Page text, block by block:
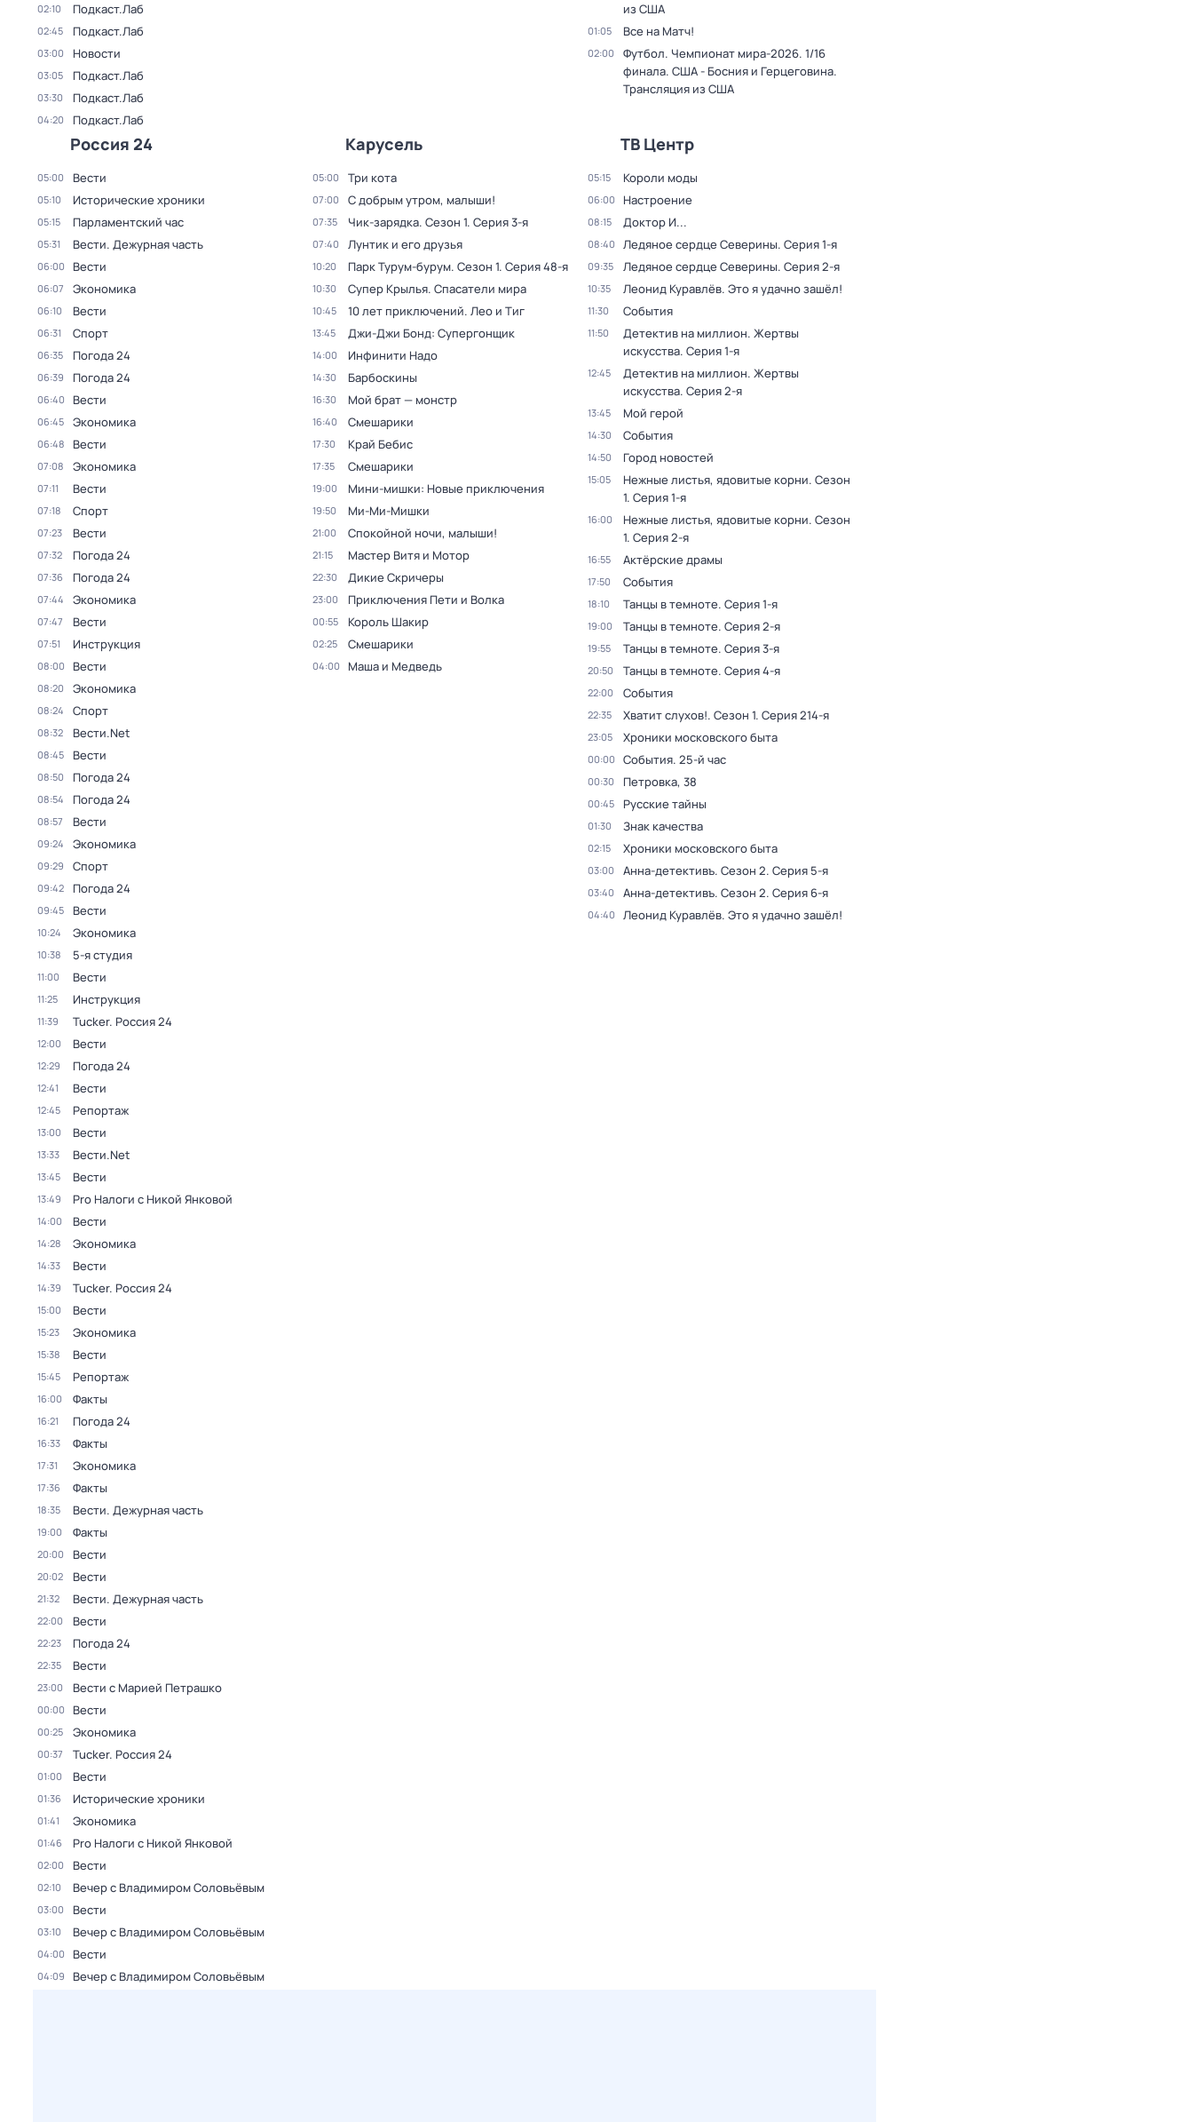
02:10 Подкаст.Лаб
02:45 Подкаст.Лаб
03:00 Новости
03:05 Подкаст.Лаб
03:30 Подкаст.Лаб
04:20 Подкаст.Лаб
из США
01:05 Все на Матч!
02:00
Футбол. Чемпионат мира-2026. 1/16
финала. США - Босния и Герцеговина.
Трансляция из США
Россия 24
05:00 Вести
05:10 Исторические хроники
05:15 Парламентский час
05:31 Вести. Дежурная часть
06:00 Вести
06:07 Экономика
06:10 Вести
06:31 Спорт
06:35 Погода 24
06:39 Погода 24
06:40 Вести
06:45 Экономика
06:48 Вести
07:08 Экономика
07:11 Вести
07:18 Спорт
07:23 Вести
07:32 Погода 24
07:36 Погода 24
07:44 Экономика
07:47 Вести
07:51 Инструкция
08:00 Вести
08:20 Экономика
08:24 Спорт
08:32 Вести.Net
08:45 Вести
08:50 Погода 24
08:54 Погода 24
08:57 Вести
09:24 Экономика
09:29 Спорт
09:42 Погода 24
09:45 Вести
10:24 Экономика
10:38 5-я студия
11:00 Вести
11:25 Инструкция
11:39 Tucker. Россия 24
12:00 Вести
12:29 Погода 24
12:41 Вести
12:45 Репортаж
13:00 Вести
13:33 Вести.Net
13:45 Вести
13:49 Pro Налоги с Никой Янковой
14:00 Вести
14:28 Экономика
14:33 Вести
14:39 Tucker. Россия 24
15:00 Вести
15:23 Экономика
15:38 Вести
15:45 Репортаж
16:00 Факты
16:21 Погода 24
16:33 Факты
17:31 Экономика
17:36 Факты
18:35 Вести. Дежурная часть
19:00 Факты
20:00 Вести
20:02 Вести
21:32 Вести. Дежурная часть
22:00 Вести
22:23 Погода 24
22:35 Вести
23:00 Вести с Марией Петрашко
00:00 Вести
00:25 Экономика
00:37 Tucker. Россия 24
01:00 Вести
01:36 Исторические хроники
01:41 Экономика
01:46 Pro Налоги с Никой Янковой
02:00 Вести
02:10 Вечер с Владимиром Соловьёвым
03:00 Вести
03:10 Вечер с Владимиром Соловьёвым
04:00 Вести
04:09 Вечер с Владимиром Соловьёвым
Карусель
05:00 Три кота
07:00 С добрым утром, малыши!
07:35 Чик-зарядка. Сезон 1. Серия 3-я
07:40 Лунтик и его друзья
10:20 Парк Турум-бурум. Сезон 1. Серия 48-я
10:30 Супер Крылья. Спасатели мира
10:45 10 лет приключений. Лео и Тиг
13:45 Джи-Джи Бонд: Супергонщик
14:00 Инфинити Надо
14:30 Барбоскины
16:30 Мой брат — монстр
16:40 Смешарики
17:30 Край Бебис
17:35 Смешарики
19:00 Мини-мишки: Новые приключения
19:50 Ми-Ми-Мишки
21:00 Спокойной ночи, малыши!
21:15 Мастер Витя и Мотор
22:30 Дикие Скричеры
23:00 Приключения Пети и Волка
00:55 Король Шакир
02:25 Смешарики
04:00 Маша и Медведь
ТВ Центр
05:15 Короли моды
06:00 Настроение
08:15 Доктор И...
08:40 Ледяное сердце Северины. Серия 1-я
09:35 Ледяное сердце Северины. Серия 2-я
10:35 Леонид Куравлёв. Это я удачно зашёл!
11:30 События
11:50
Детектив на миллион. Жертвы
искусства. Серия 1-я
12:45
Детектив на миллион. Жертвы
искусства. Серия 2-я
13:45 Мой герой
14:30 События
14:50 Город новостей
15:05 Нежные листья, ядовитые корни. Сезон
1. Серия 1-я
16:00 Нежные листья, ядовитые корни. Сезон
1. Серия 2-я
16:55 Актёрские драмы
17:50 События
18:10 Танцы в темноте. Серия 1-я
19:00 Танцы в темноте. Серия 2-я
19:55 Танцы в темноте. Серия 3-я
20:50 Танцы в темноте. Серия 4-я
22:00 События
22:35 Хватит слухов!. Сезон 1. Серия 214-я
23:05 Хроники московского быта
00:00 События. 25-й час
00:30 Петровка, 38
00:45 Русские тайны
01:30 Знак качества
02:15 Хроники московского быта
03:00 Анна-детективъ. Сезон 2. Серия 5-я
03:40 Анна-детективъ. Сезон 2. Серия 6-я
04:40 Леонид Куравлёв. Это я удачно зашёл!